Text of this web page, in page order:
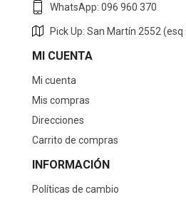
WhatsApp: 096 960 370
Pick Up: San Martín 2552
MI CUENTA
Mi cuenta
Mis compras
Direcciones
Carrito de compras
INFORMACIÓN
Políticas de cambio